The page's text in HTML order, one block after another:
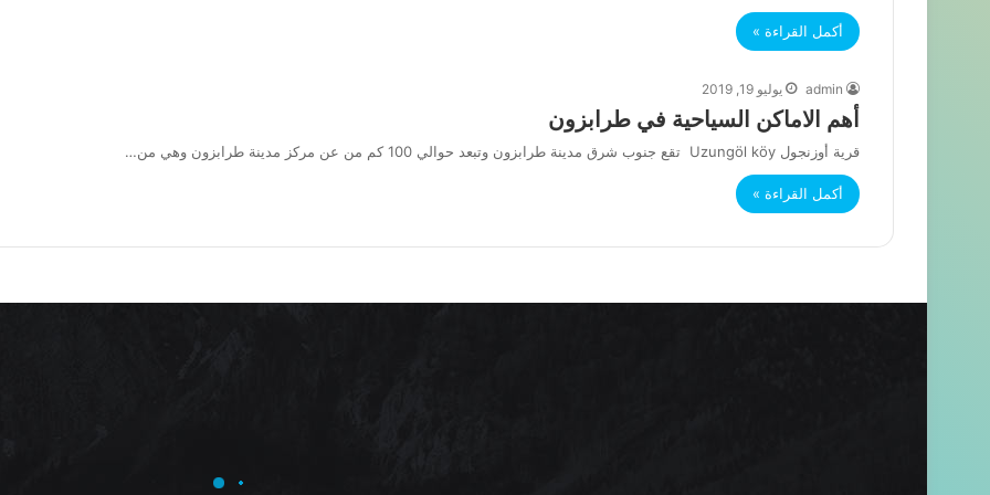
أكمل القراءة »
admin يوليو 19, 2019
أهم الاماكن السياحية في طرابزون
قرية أوزنجول Uzungöl köy تقع جنوب شرق مدينة طرابزون وتبعد حوالي 100 كم من عن مركز مدينة طرابزون وهي من…
أكمل القراءة »